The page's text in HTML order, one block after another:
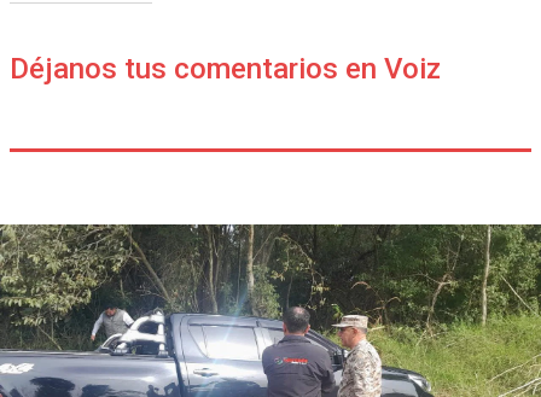
Déjanos tus comentarios en Voiz